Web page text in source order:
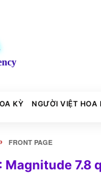
KỲ NGƯỜI VIỆT HOA
FRONT PAGE
Magnitude